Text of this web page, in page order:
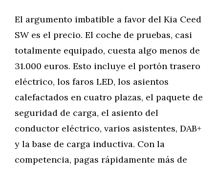
El argumento imbatible a favor del Kia Ceed
SW es el precio. El coche de pruebas, casi
totalmente equipado, cuesta algo menos de
31.000 euros. Esto incluye el portón trasero
eléctrico, los faros LED, los asientos
calefactados en cuatro plazas, el paquete de
seguridad de carga, el asiento del
conductor eléctrico, varios asistentes, DAB+
y la base de carga inductiva. Con la
competencia, pagas rápidamente más de